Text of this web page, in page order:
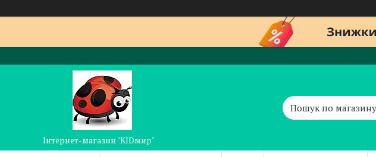
Інтернет-магазин "KIDмир"